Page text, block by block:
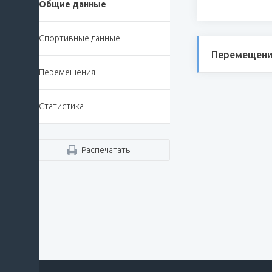
Общие данные
Спортивные данные
Перемещения
Статистика
Распечатать